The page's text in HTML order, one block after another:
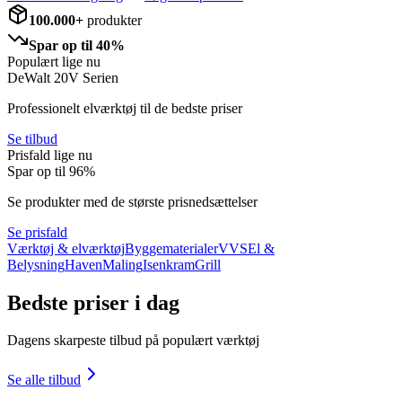
100.000+ produkter
Spar op til 40%
Populært lige nu
DeWalt 20V Serien
Professionelt elværktøj til de bedste priser
Se tilbud
Prisfald lige nu
Spar op til 96%
Se produkter med de største prisnedsættelser
Se prisfald
Værktøj & elværktøjByggematerialerVVSEl &
BelysningHavenMalingIsenkramGrill
Bedste priser i dag
Dagens skarpeste tilbud på populært værktøj
Se alle tilbud